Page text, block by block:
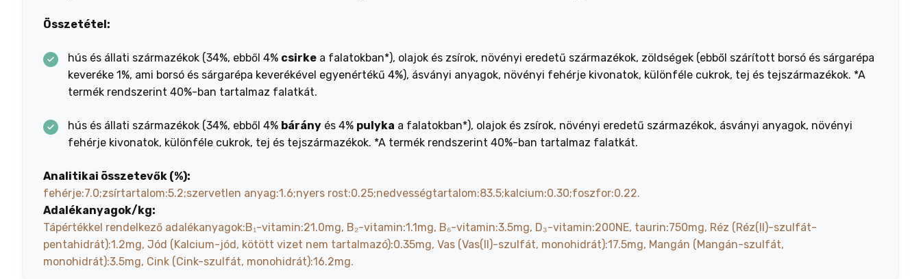
Összetétel:
hús és állati származékok (34%, ebből 4% csirke a falatokban*), olajok és zsírok, növényi eredetű származékok, zöldségek (ebből szárított borsó és sárgarépa
keveréke 1%, ami borsó és sárgarépa keverékével egyenértékű 4%), ásványi anyagok, növényi fehérje kivonatok, különféle cukrok, tej és tejszármazékok. *A
termék rendszerint 40%-ban tartalmaz falatkát.
hús és állati származékok (34%, ebből 4% bárány és 4% pulyka a falatokban*), olajok és zsírok, növényi eredetű származékok, ásványi anyagok, növényi
fehérje kivonatok, különféle cukrok, tej és tejszármazékok. *A termék rendszerint 40%-ban tartalmaz falatkát.
Analitikai összetevők (%):
fehérje:7.0;zsírtartalom:5.2;szervetlen anyag:1.6;nyers rost:0.25;nedvességtartalom:83.5;kalcium:0.30;foszfor:0.22.
Adalékanyagok/kg:
Tápértékkel rendelkező adalékanyagok:B₁-vitamin:21.0mg, B₂-vitamin:1.1mg, B₆-vitamin:3.5mg, D₃-vitamin:200NE, taurin:750mg, Réz (Réz(II)-szulfát-
pentahidrát):1.2mg, Jód (Kalcium-jód, kötött vizet nem tartalmazó):0.35mg, Vas (Vas(II)-szulfát, monohidrát):17.5mg, Mangán (Mangán-szulfát,
monohidrát):3.5mg, Cink (Cink-szulfát, monohidrát):16.2mg.